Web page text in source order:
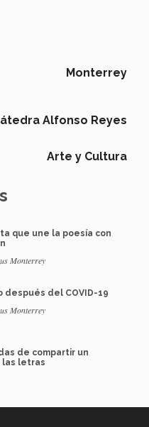
Monterrey
Alfonso Reyes
Arte y Cultura
que une la poesía con
Monterrey
después del COVID-19
Monterrey
de compartir un
las letras